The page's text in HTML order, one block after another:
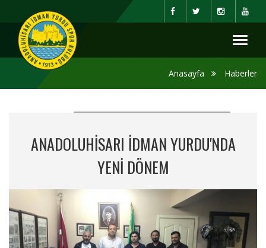
Toggle
Anasayfa
Haberler
ANADOLUHİSARI İDMAN YURDU'NDA
YENİ DÖNEM